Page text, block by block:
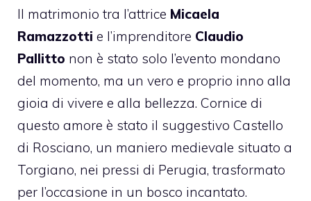
Il matrimonio tra l’attrice Micaela
Ramazzotti e l’imprenditore Claudio
Pallitto non è stato solo l’evento mondano
del momento, ma un vero e proprio inno alla
gioia di vivere e alla bellezza. Cornice di
questo amore è stato il suggestivo Castello
di Rosciano, un maniero medievale situato a
Torgiano, nei pressi di Perugia, trasformato
per l’occasione in un bosco incantato.